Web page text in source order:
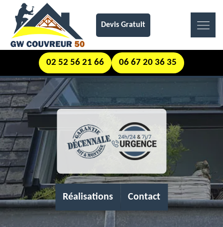
Devis Gratuit
02 52 56 21 66 06 67 20 36 35
Réalisations Contact